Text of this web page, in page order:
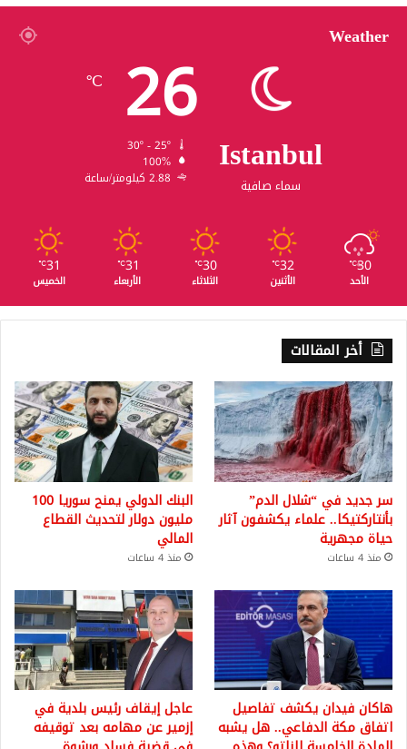
Weather
Istanbul
سماء صافية
26
℃
100%
2.88 كيلومتر/ساعة
30
℃
الأحد
32
℃
الأثنين
30
℃
الثلاثاء
31
℃
الأربعاء
31
℃
الخميس
أخر المقالات
سر جديد في “شلال الدم”
بأنتاركتيكا.. علماء يكشفون آثار
حياة مجهرية
منذ 4 ساعات
البنك الدولي يمنح سوريا 100
مليون دولار لتحديث القطاع
المالي
منذ 4 ساعات
هاكان فيدان يكشف تفاصيل
اتفاق مكة الدفاعي.. هل يشبه
عاجل إيقاف رئيس بلدية في
إزمير عن مهامه بعد توقيفه